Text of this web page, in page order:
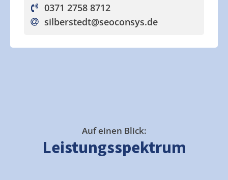
0371 2758 8712
silberstedt@seoconsys.de
Auf einen Blick:
Leistungsspektrum